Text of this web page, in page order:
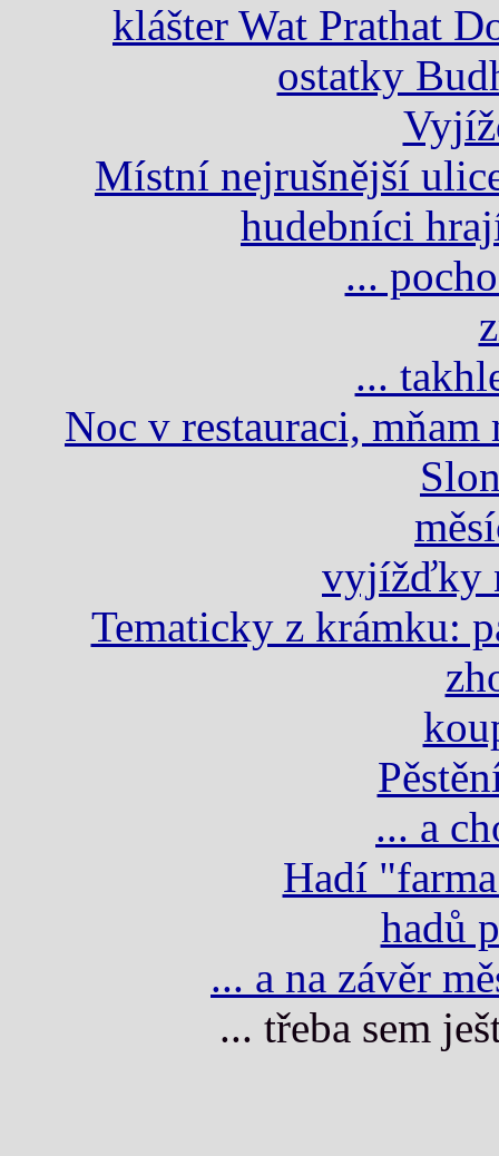
klášter Wat Prathat
ostatky
Místní nejrušnější
hudebníci
...
...
Noc v restauraci,
vyjížďky
Tematicky z krámku:
... a
Hadí
hadů
... a na závěr
... třeba sem